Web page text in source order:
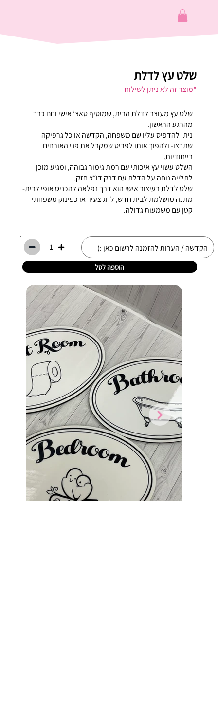
שלט עץ לדלת
*מוצר זה לא ניתן לשילוח
שלט עץ מעוצב לדלת הבית, שמוסיף טאצ’ אישי וחם כבר
מהרגע הראשון.
ניתן להדפיס עליו שם משפחה, הקדשה או כל גרפיקה
שתרצו- ולהפוך אותו לפריט שמקבל את פני האורחים
בייחודיות.
השלט עשוי עץ איכותי עם רמת גימור גבוהה, ומגיע מוכן
לתלייה נוחה על הדלת עם דבק דו״צ חזק.
שלט לדלת בעיצוב אישי הוא דרך נפלאה להכניס אופי לבית-
מתנה מושלמת לבית חדש, לזוג צעיר או כפינוק משפחתי
קטן עם משמעות גדולה.
1
הוספה לסל